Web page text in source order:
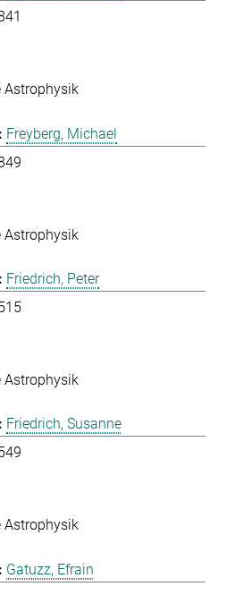
Astrophysik
Freyberg, Michael
Astrophysik
Friedrich, Peter
Astrophysik
Friedrich, Susanne
Astrophysik
Gatuzz, Efrain